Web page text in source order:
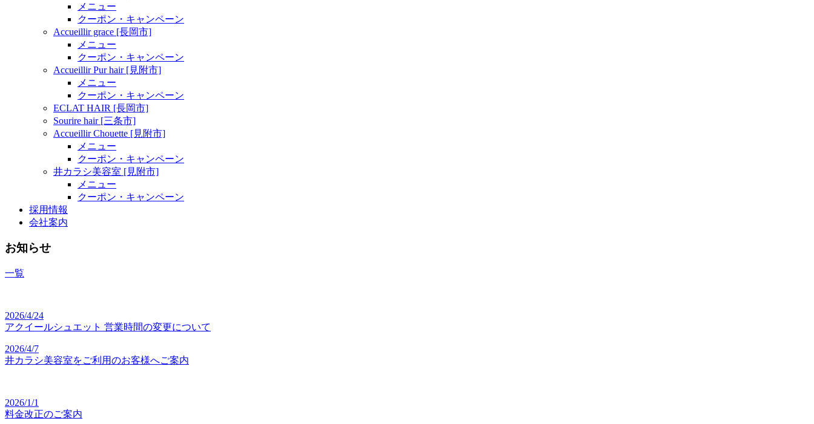
メニュー
クーポン・キャンペーン
Accueillir grace [長岡市]
メニュー
クーポン・キャンペーン
Accueillir Pur hair [見附市]
メニュー
クーポン・キャンペーン
ECLAT HAIR [長岡市]
Sourire hair [三条市]
Accueillir Chouette [見附市]
メニュー
クーポン・キャンペーン
井カラシ美容室 [見附市]
メニュー
クーポン・キャンペーン
採用情報
会社案内
お知らせ
一覧
2026/4/24
アクイールシュエット 営業時間の変更について
2026/4/7
井カラシ美容室をご利用のお客様へご案内
2026/1/1
料金改正のご案内